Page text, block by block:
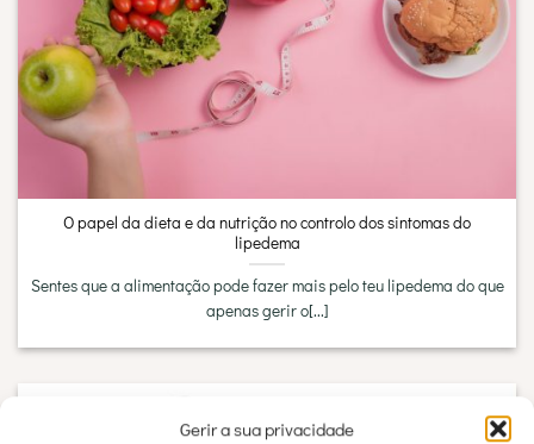
Gerir a sua privacidade
O papel da dieta e da nutrição no controlo dos sintomas do
lipedema
Sentes que a alimentação pode fazer mais pelo teu lipedema do que
apenas gerir o[...]